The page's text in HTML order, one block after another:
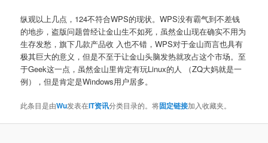
纵观以上几点，124不符合WPS的现状。WPS没有霸气到不差钱
的地步，盗版问题曾经让金山生不如死，虽然金山现在确实不用为
生存发愁，旗下几款产品收 入也不错，WPS对于金山而言也具有
极其巨大的意义，但是不至于让金山头脑发热就攻占这个市场。至
于Geek这一点，虽然金山里肯定有玩Linux的人 （ZQ大妈就是一
例），但是肯定是Windows用户居多。
此条目是由Wu发表在IT资讯分类目录的。将固定链接加入收藏夹。